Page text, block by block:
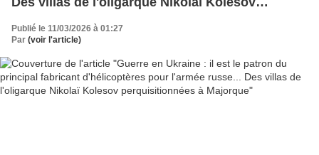
perquisitionnées à Majorque
Publié le 11/03/2026 à 01:27
Par (voir l'article)